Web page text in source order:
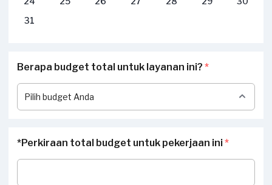
31
Berapa budget total untuk layanan ini? *
*Perkiraan total budget untuk pekerjaan ini*